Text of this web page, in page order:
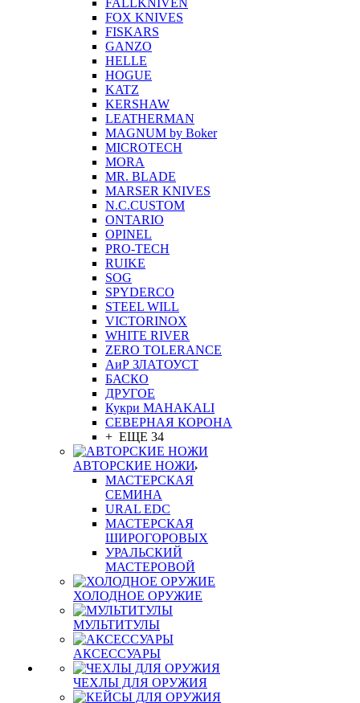
FALLKNIVEN
FOX KNIVES
FISKARS
GANZO
HELLE
HOGUE
KATZ
KERSHAW
LEATHERMAN
MAGNUM by Boker
MICROTECH
MORA
MR. BLADE
MARSER KNIVES
N.C.CUSTOM
ONTARIO
OPINEL
PRO-TECH
RUIKE
SOG
SPYDERCO
STEEL WILL
VICTORINOX
WHITE RIVER
ZERO TOLERANCE
АиР ЗЛАТОУСТ
БАСКО
ДРУГОЕ
Кукри MAHAKALI
СЕВЕРНАЯ КОРОНА
+ ЕЩЕ 34
АВТОРСКИЕ НОЖИ
МАСТЕРСКАЯ
СЕМИНА
URAL EDC
МАСТЕРСКАЯ
ШИРОГОРОВЫХ
УРАЛЬСКИЙ
МАСТЕРОВОЙ
ХОЛОДНОЕ ОРУЖИЕ
МУЛЬТИТУЛЫ
АКСЕССУАРЫ
ЧЕХЛЫ ДЛЯ ОРУЖИЯ